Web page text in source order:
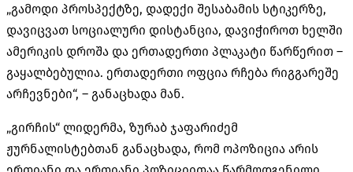
„გამოდი პროსპექტზე, დადექი შესაბამის სტიკერზე,
დავიცვათ სოციალური დისტანცია, დავიჭიროთ ხელში
ამერიკის დროშა და ერთადერთი პლაკატი წარწერით –
გაყალბებულია. ერთადერთი ოფცია რჩება რიგგარეშე
არჩევნები“, – განაცხადა მან.
„გირჩის“ ლიდერმა, ზურაბ ჯაფარიძემ
ჟურნალისტებთან განაცხადა, რომ ოპოზიცია არის